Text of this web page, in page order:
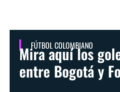
FÚTBOL COLOMBIANO
Mira aquí los
entre Bogotá y